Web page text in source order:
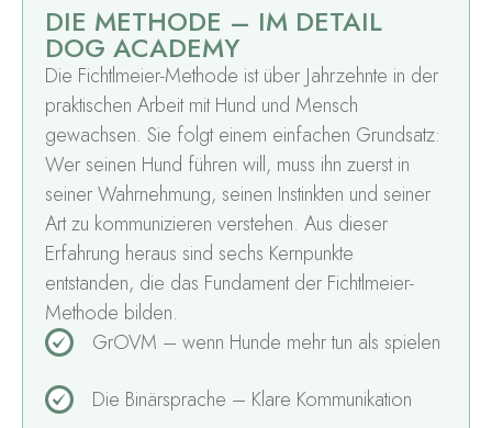
DIE METHODE – IM DETAIL
DOG ACADEMY
Die Fichtlmeier-Methode ist über Jahrzehnte in der
praktischen Arbeit mit Hund und Mensch
gewachsen. Sie folgt einem einfachen Grundsatz:
Wer seinen Hund führen will, muss ihn zuerst in
seiner Wahrnehmung, seinen Instinkten und seiner
Art zu kommunizieren verstehen. Aus dieser
Erfahrung heraus sind sechs Kernpunkte
entstanden, die das Fundament der Fichtlmeier-
Methode bilden.
GrOVM – wenn Hunde mehr tun als spielen
Die Binärsprache – Klare Kommunikation